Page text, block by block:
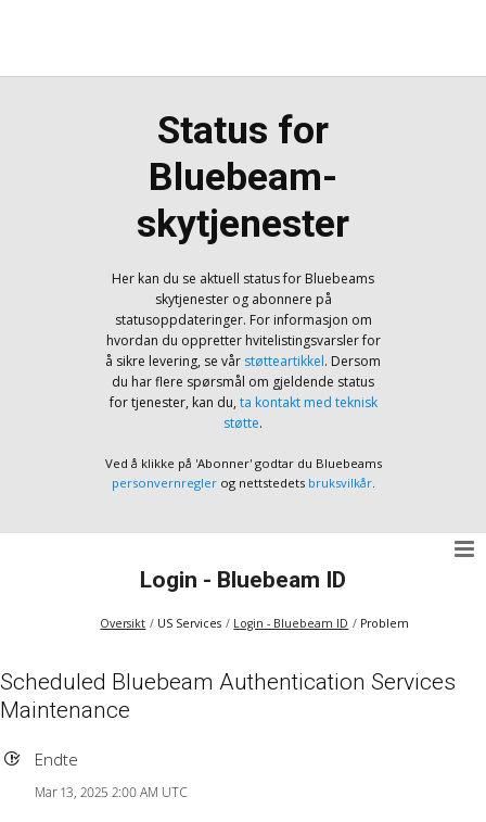
Status for
Bluebeam-
skytjenester
Her kan du se aktuell status for Bluebeams
skytjenester og abonnere på
statusoppdateringer. For informasjon om
hvordan du oppretter hvitelistingsvarsler for
å sikre levering, se vår støtteartikkel. Dersom
du har flere spørsmål om gjeldende status
for tjenester, kan du, ta kontakt med teknisk
støtte.
Ved å klikke på 'Abonner' godtar du Bluebeams
personvernreglerog nettstedets bruksvilkår.
Login - Bluebeam ID
Oversikt US Services Login - Bluebeam ID Problem
Scheduled Bluebeam Authentication Services
Maintenance
Endte
Mar 13, 2025 2:00 AM UTC